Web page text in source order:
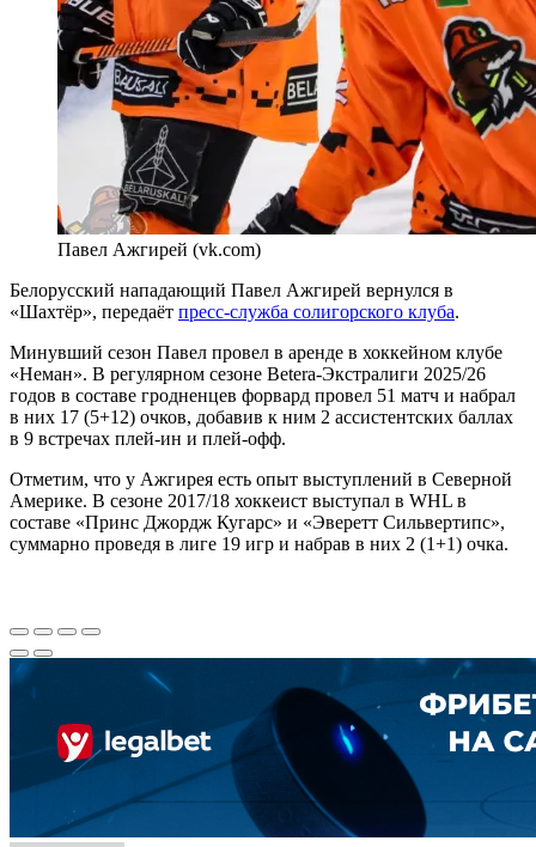
Павел Ажгирей (vk.com)
Белорусский нападающий Павел Ажгирей вернулся в
«Шахтёр», передаёт пресс-служба солигорского клуба.
Минувший сезон Павел провел в аренде в хоккейном клубе
«Неман». В регулярном сезоне Betera-Экстралиги 2025/26
годов в составе гродненцев форвард провел 51 матч и набрал
в них 17 (5+12) очков, добавив к ним 2 ассистентских баллах
в 9 встречах плей-ин и плей-офф.
Отметим, что у Ажгирея есть опыт выступлений в Северной
Америке. В сезоне 2017/18 хоккеист выступал в WHL в
составе «Принс Джордж Кугарс» и «Эверетт Сильвертипс»,
суммарно проведя в лиге 19 игр и набрав в них 2 (1+1) очка.